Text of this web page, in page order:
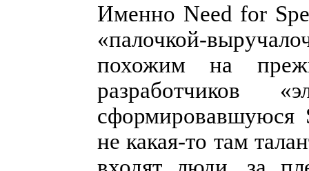
Именно Need for
«палочкой-
похожим на
разработчиков
не какая-то там